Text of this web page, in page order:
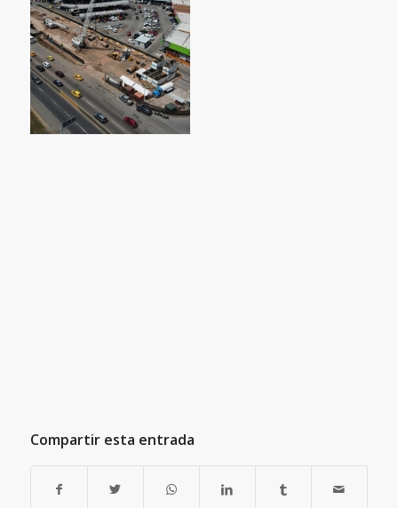
Compartir esta entrada